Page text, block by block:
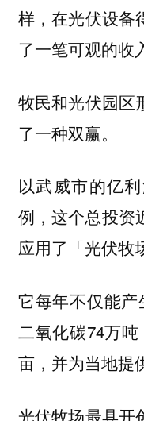
样，在光伏设备
了一笔可观的收
牧民和光伏园区
了一种双赢。
以武威市的亿
例，这个总投资
应用了「光伏牧
它每年不仅能
二氧化碳74万
亩，并为当地提
光伏牧场最具开